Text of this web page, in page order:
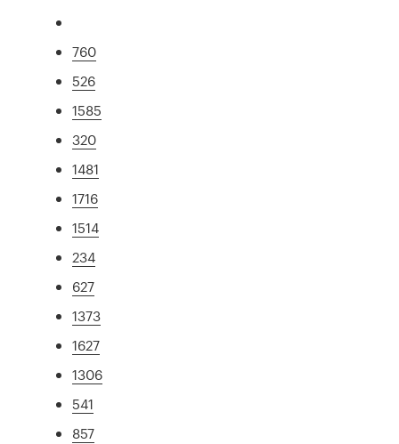
760
526
1585
320
1481
1716
1514
234
627
1373
1627
1306
541
857